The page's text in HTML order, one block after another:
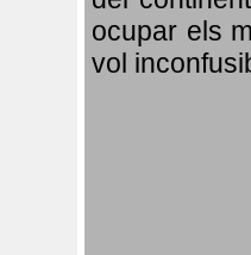
ocupar els
vol